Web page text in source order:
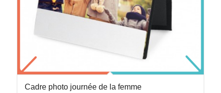
Cadre photo journée de la femme